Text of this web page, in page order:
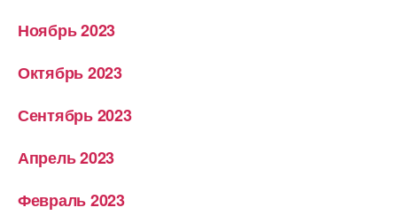
Ноябрь 2023
Октябрь 2023
Сентябрь 2023
Апрель 2023
Февраль 2023